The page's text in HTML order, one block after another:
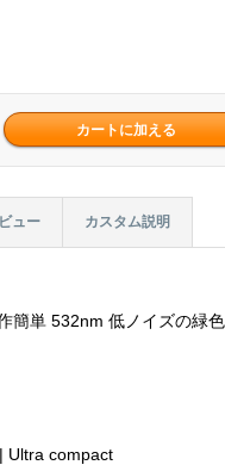
ュー カスタム説明
簡単 532nm 低ノイズの緑
Ultra compact